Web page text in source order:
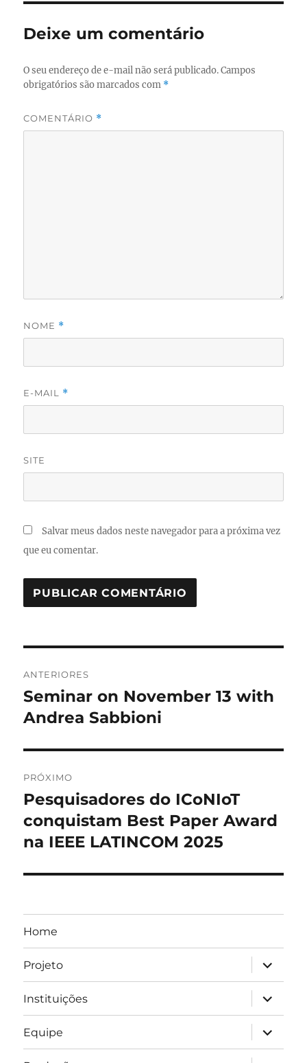
Deixe um comentário
O seu endereço de e-mail não será publicado. Campos
obrigatórios são marcados com *
COMENTÁRIO *
NOME *
E-MAIL *
SITE
Salvar meus dados neste navegador para a próxima vez
que eu comentar.
de
Post
ANTERIORES
Post
anterior:
Seminar on November 13 with
Andrea Sabbioni
PRÓXIMO
Próximo
post:
Pesquisadores do ICoNIoT
conquistam Best Paper Award
na IEEE LATINCOM 2025
Home
Projeto
expandir
Instituições
expandir
Equipe
expandir